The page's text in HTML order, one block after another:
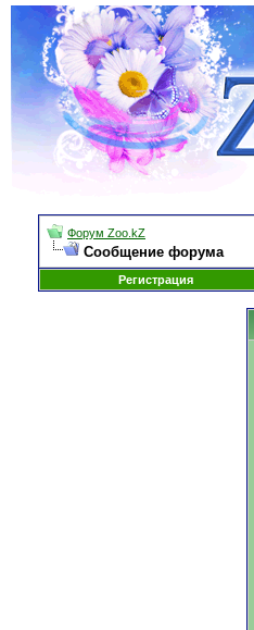
Форум Zoo.kZ
Сообщение форума
Регистрация